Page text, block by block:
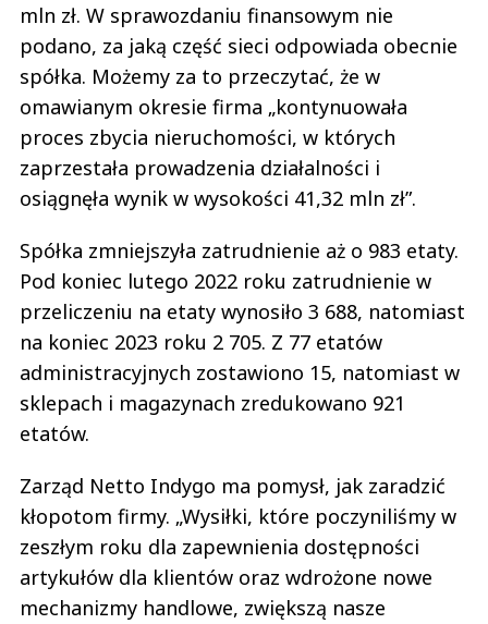
mln zł. W sprawozdaniu finansowym nie
podano, za jaką część sieci odpowiada obecnie
spółka. Możemy za to przeczytać, że w
omawianym okresie firma „kontynuowała
proces zbycia nieruchomości, w których
zaprzestała prowadzenia działalności i
osiągnęła wynik w wysokości 41,32 mln zł”.
Spółka zmniejszyła zatrudnienie aż o 983 etaty.
Pod koniec lutego 2022 roku zatrudnienie w
przeliczeniu na etaty wynosiło 3 688, natomiast
na koniec 2023 roku 2 705. Z 77 etatów
administracyjnych zostawiono 15, natomiast w
sklepach i magazynach zredukowano 921
etatów.
Zarząd Netto Indygo ma pomysł, jak zaradzić
kłopotom firmy. „Wysiłki, które poczyniliśmy w
zeszłym roku dla zapewnienia dostępności
artykułów dla klientów oraz wdrożone nowe
mechanizmy handlowe, zwiększą nasze